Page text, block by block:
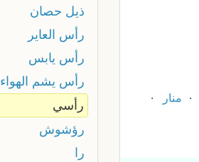
منار
ذيل حصان
رأس العاير
رأس يابس
رأس يشم الهواء
رأسي
رؤشوش
را